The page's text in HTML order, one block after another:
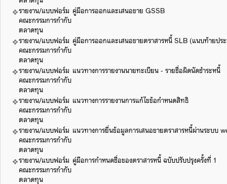
รายงาน/แบบฟอร์ม
คณะกรรมการกำกับ
ตลาดทุน
คู่มือการออกและเสนอขาย GSSB
รายงาน/แบบฟอร์ม
คณะกรรมการกำกับ
ตลาดทุน
คู่มือการออกและเสนอขายตราสารหนี้ SLB (แนบท้ายป
รายงาน/แบบฟอร์ม
คณะกรรมการกำกับ
ตลาดทุน
แนวทางการรายงานนายทะเบียน - รายชื่อผิดนัดชำระหนี้
รายงาน/แบบฟอร์ม
คณะกรรมการกำกับ
ตลาดทุน
แนวทางการรายงานการแก้ไขข้อกำหนดสิทธิ
รายงาน/แบบฟอร์ม
คณะกรรมการกำกับ
ตลาดทุน
แนวทางการยื่นข้อมูลการเสนอขายตราสารหนี้ผ่านระบบ
รายงาน/แบบฟอร์ม
คณะกรรมการกำกับ
ตลาดทุน
คู่มือการกำหนดชื่อของตราสารหนี้ ฉบับปรับปรุงครั้งที่ 1